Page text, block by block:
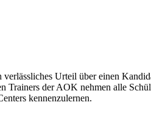
Urteil über einen
der AOK nehmen alle
kennenzulernen.